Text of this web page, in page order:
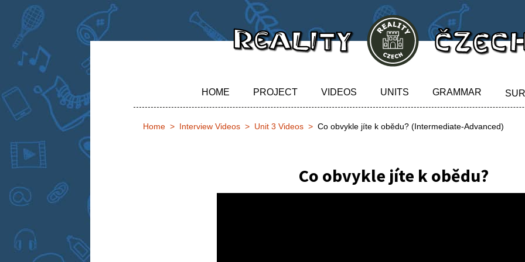
HOME PROJECT VIDEOS UNITS GRAMMAR
Home Interview Videos Unit 3 Videos Co obvykle jíte k obědu? (Intermediate-Advanced)
Co obvykle jíte k obědu?